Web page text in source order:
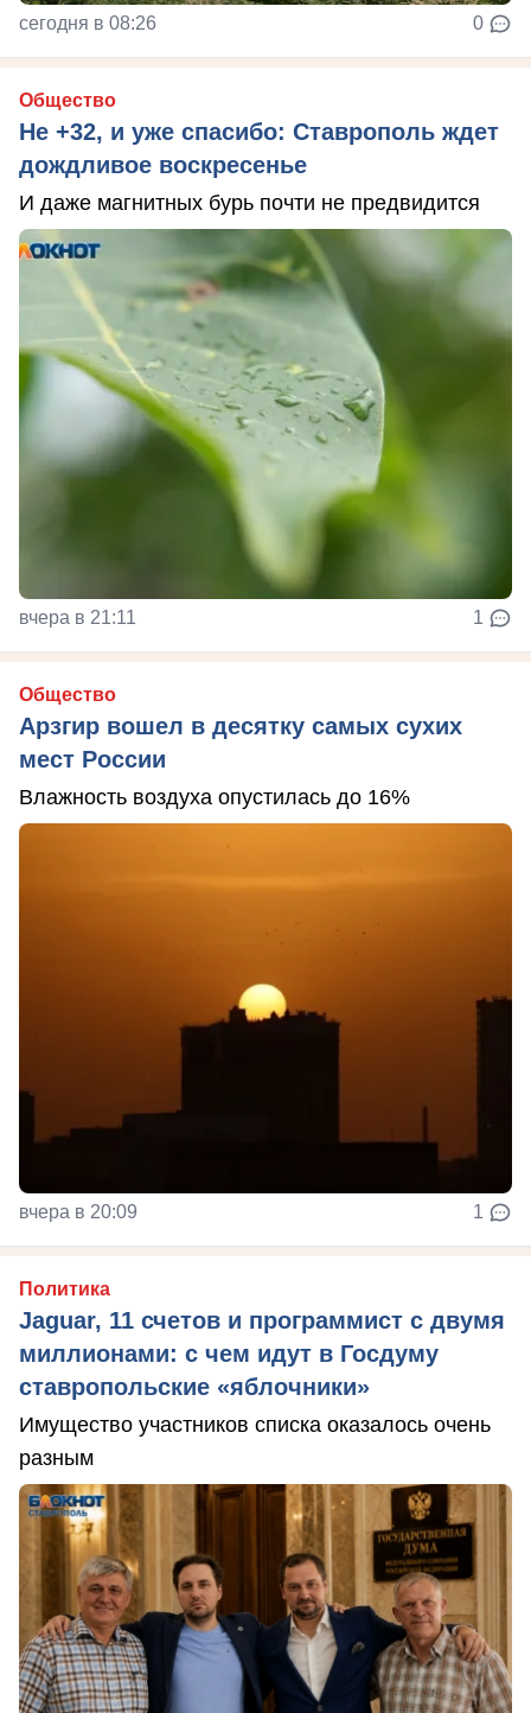
сегодня в 08:26 0
Общество
Не +32, и уже спасибо: Ставрополь ждет
дождливое воскресенье
И даже магнитных бурь почти не предвидится
вчера в 21:11 1
Общество
Арзгир вошел в десятку самых сухих
мест России
Влажность воздуха опустилась до 16%
вчера в 20:09 1
Политика
Jaguar, 11 счетов и программист с двумя
миллионами: с чем идут в Госдуму
ставропольские «яблочники»
Имущество участников списка оказалось очень
разным